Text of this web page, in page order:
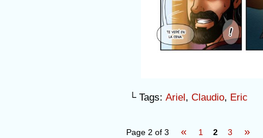
└ Tags: Ariel, Claudio, Eric
Page 2 of 3 « 1 2 3 »